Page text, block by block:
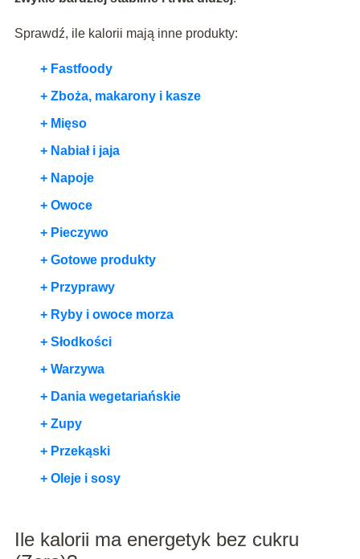
Sprawdź, ile kalorii mają inne produkty:
+ Fastfoody
+ Zboża, makarony i kasze
+ Mięso
+ Nabiał i jaja
+ Napoje
+ Owoce
+ Pieczywo
+ Gotowe produkty
+ Przyprawy
+ Ryby i owoce morza
+ Słodkości
+ Warzywa
+ Dania wegetariańskie
+ Zupy
+ Przekąski
+ Oleje i sosy
Ile kalorii ma energetyk bez cukru